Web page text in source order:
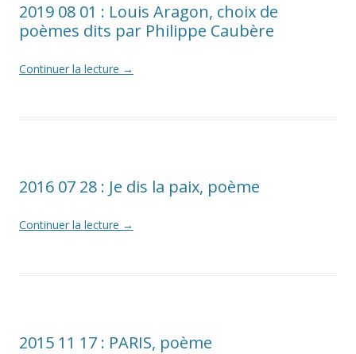
2019 08 01 : Louis Aragon, choix de
poèmes dits par Philippe Caubère
Continuer la lecture →
2016 07 28 : Je dis la paix, poème
Continuer la lecture →
2015 11 17 : PARIS, poème